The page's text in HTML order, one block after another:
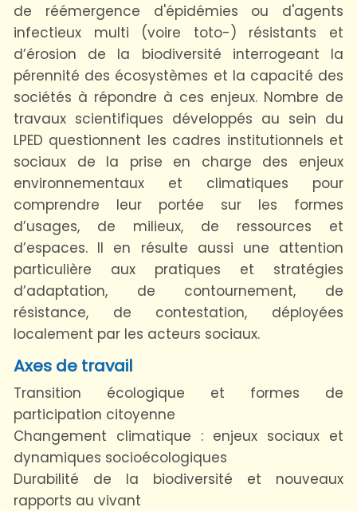
de réémergence d'épidémies ou d'agents
infectieux multi (voire toto-) résistants et
d’érosion de la biodiversité interrogeant la
pérennité des écosystèmes et la capacité des
sociétés à répondre à ces enjeux. Nombre de
travaux scientifiques développés au sein du
LPED questionnent les cadres institutionnels et
sociaux de la prise en charge des enjeux
environnementaux et climatiques pour
comprendre leur portée sur les formes
d’usages, de milieux, de ressources et
d’espaces. Il en résulte aussi une attention
particulière aux pratiques et stratégies
d’adaptation, de contournement, de
résistance, de contestation, déployées
localement par les acteurs sociaux.
Axes de travail
Transition écologique et formes de
participation citoyenne
Changement climatique : enjeux sociaux et
dynamiques socioécologiques
Durabilité de la biodiversité et nouveaux
rapports au vivant